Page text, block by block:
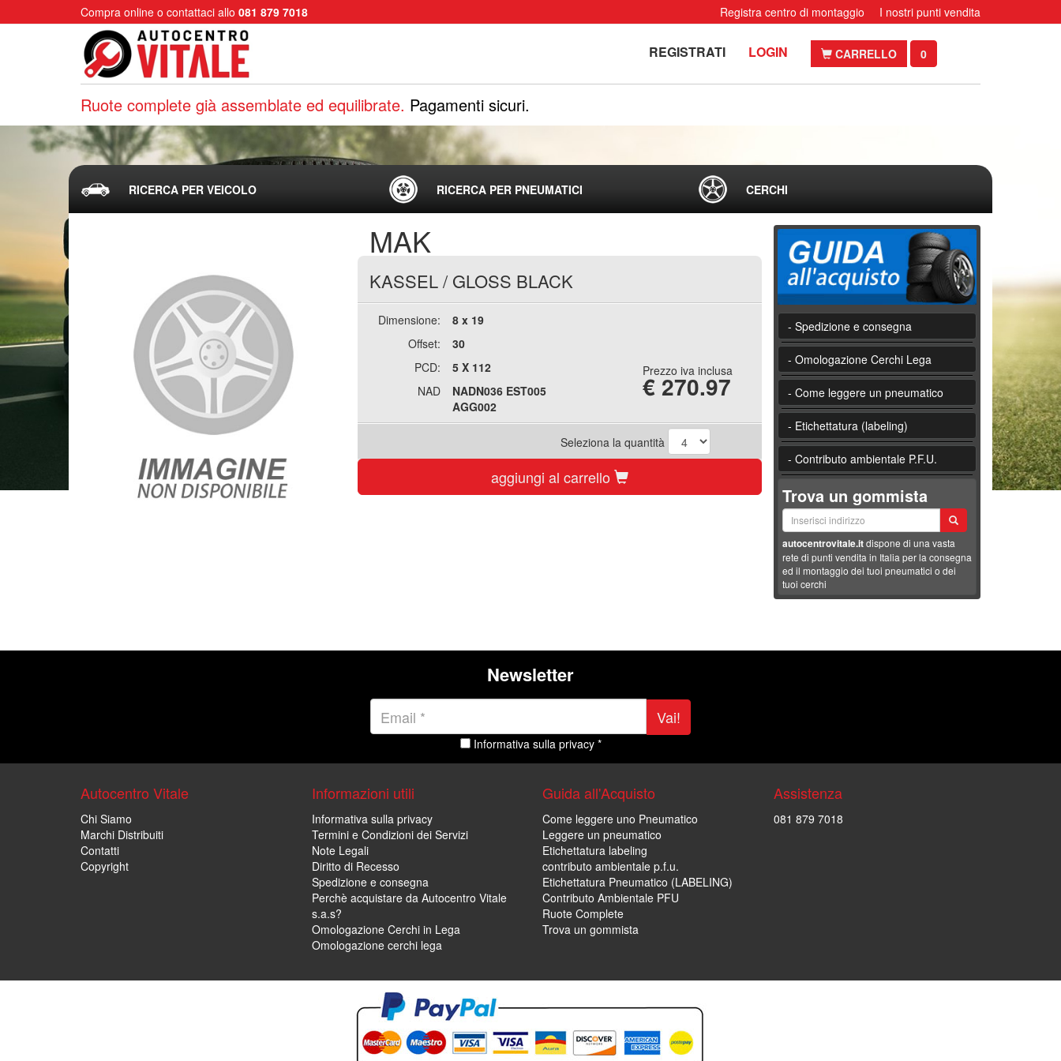
Compra online o contattaci allo 081 879 7018 Registra centro di montaggio I nostri punti vendita
REGISTRATI LOGIN CARRELLO 0
Ruote complete già assemblate ed equilibrate. Pagamenti sicuri.
RICERCA PER VEICOLO RICERCA PER PNEUMATICI CERCHI
MAK
KASSEL/ GLOSS BLACK
Dimensione:
8 x 19
Offset:
30
PCD:
5 X 112
NAD
NADN036 EST005
AGG002
Prezzo iva inclusa
€ 270.97
Seleziona la quantità
aggiungi al carrello
- Spedizione e consegna
- Omologazione Cerchi Lega
- Come leggere un pneumatico
- Etichettatura (labeling)
- Contributo ambientale P.F.U.
Trova un gommista
autocentrovitale.itdispone di una vasta
rete di punti vendita in Italia per la consegna
ed il montaggio dei tuoi pneumatici o dei
tuoi cerchi
Newsletter
Vai!
Informativa sulla privacy *
Autocentro Vitale
Chi Siamo
Marchi Distribuiti
Contatti
Copyright
Informazioni utili
Informativa sulla privacy
Termini e Condizioni dei Servizi
Note Legali
Diritto di Recesso
Spedizione e consegna
Perchè acquistare da Autocentro Vitale
s.a.s?
Omologazione Cerchi in Lega
Omologazione cerchi lega
Guida all'Acquisto
Come leggere uno Pneumatico
Leggere un pneumatico
Etichettatura labeling
contributo ambientale p.f.u.
Etichettatura Pneumatico (LABELING)
Contributo Ambientale PFU
Ruote Complete
Trova un gommista
Assistenza
081 879 7018